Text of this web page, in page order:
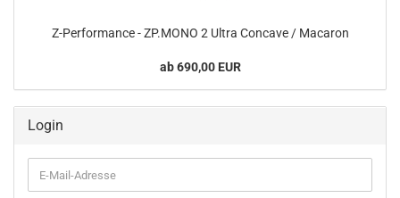
Z-​Performance - ZP.MONO 2 Ultra Con­ca­ve / Ma­ca­ron
ab 690,00 EUR
Login
E-
Mail-